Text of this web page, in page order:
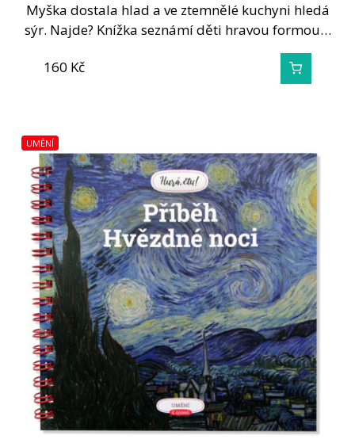
Myška dostala hlad a ve ztemnělé kuchyni hledá
sýr. Najde? Knížka seznámí děti hravou formou…
160 Kč
UMĚNÍ